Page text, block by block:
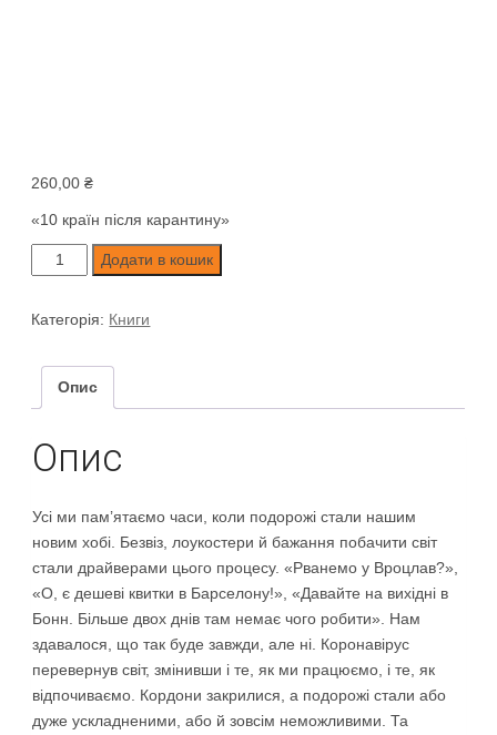
260,00₴
«10 країн після карантину»
«10
країн
карантину»
Додати в кошик
Категорія: Книги
Опис
Опис
Усі ми пам’ятаємо часи, коли подорожі стали нашим
новим хобі. Безвіз, лоукостери й бажання побачити світ
стали драйверами цього процесу. «Рванемо у Вроцлав?»,
«О, є дешеві квитки в Барселону!», «Давайте на вихідні в
Бонн. Більше двох днів там немає чого робити». Нам
здавалося, що так буде завжди, але ні. Коронавірус
перевернув світ, змінивши і те, як ми працюємо, і те, як
відпочиваємо. Кордони закрилися, а подорожі стали або
дуже ускладненими, або й зовсім неможливими. Та